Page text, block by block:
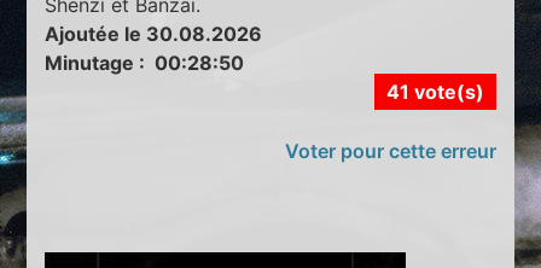
Shenzi et Banzaï.
Ajoutée le 30.08.2026
Minutage : 00:28:50
41 vote(s)
Voter pour cette erreur